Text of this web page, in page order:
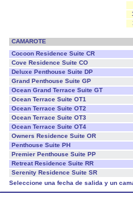
CAMAROTE
Cocoon Residence Suite CR
Cove Residence Suite CO
Deluxe Penthouse Suite DP
Grand Penthouse Suite GP
Ocean Grand Terrace Suite GT
Ocean Terrace Suite OT1
Ocean Terrace Suite OT2
Ocean Terrace Suite OT3
Ocean Terrace Suite OT4
Owners Residence Suite OR
Penthouse Suite PH
Premier Penthouse Suite PP
Retreat Residence Suite RR
Serenity Residence Suite SR
Seleccione una fecha de salida y un